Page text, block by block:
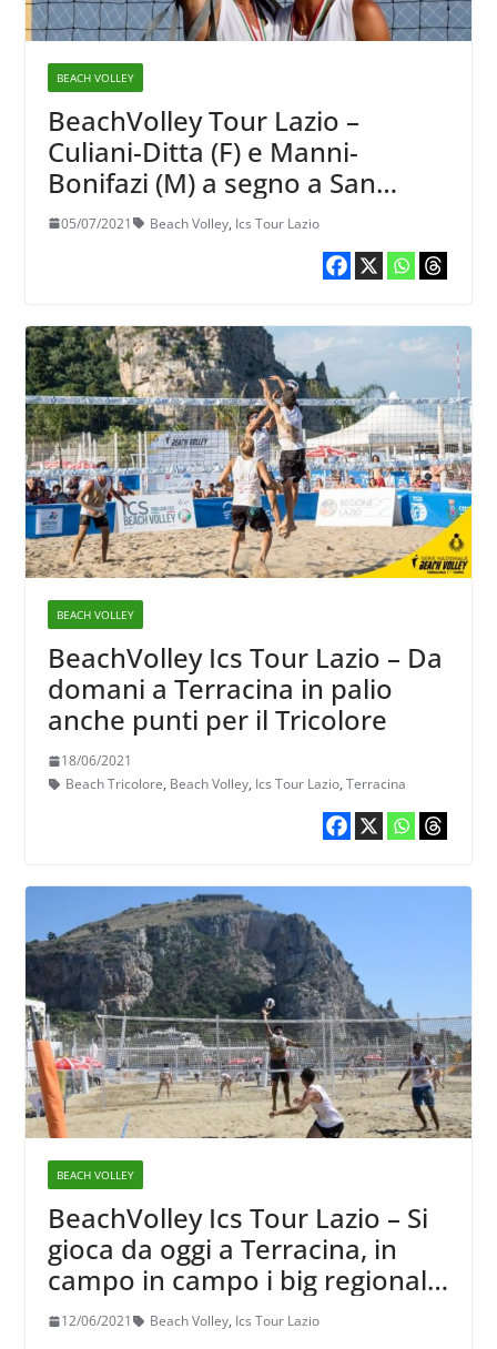
BEACH VOLLEY
BeachVolley Tour Lazio –
Culiani-Ditta (F) e Manni-
Bonifazi (M) a segno a San
Felice Circeo
05/07/2021 Beach Volley, Ics Tour Lazio
BEACH VOLLEY
BeachVolley Ics Tour Lazio – Da
domani a Terracina in palio
anche punti per il Tricolore
18/06/2021
Beach Tricolore, Beach Volley, Ics Tour Lazio, Terracina
BEACH VOLLEY
BeachVolley Ics Tour Lazio – Si
gioca da oggi a Terracina, in
campo in campo i big regionali
ed anche Carlotta Cambi
12/06/2021 Beach Volley, Ics Tour Lazio